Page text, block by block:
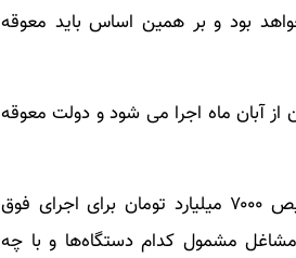
بود و بر همین اساس باید معوقه
از آبان ماه اجرا می شود و دولت معوقه
نایب رییس کمیسیون اجتماعی مجلس همچنین به مصوبه مجلس در تخصیص ۷۰۰۰ میلیارد تومان برای اجرای فوق
مشاغل مشمول کدام دستگاه‌ها و با چه